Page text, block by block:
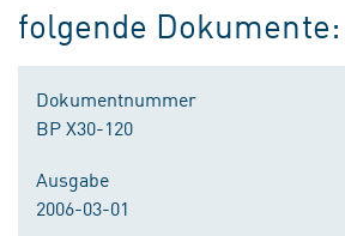
folgende Dokumente:
Dokumentnummer
BP X30-120
Ausgabe
2006-03-01